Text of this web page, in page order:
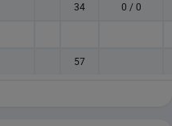
34 0 / 0
57